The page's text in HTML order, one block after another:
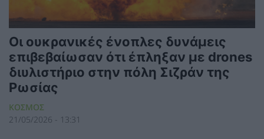
Οι ουκρανικές ένοπλες δυνάμεις
επιβεβαίωσαν ότι έπληξαν με drones
διυλιστήριο στην πόλη Σιζράν της
Ρωσίας
ΚΟΣΜΟΣ
21/05/2026 - 13:31